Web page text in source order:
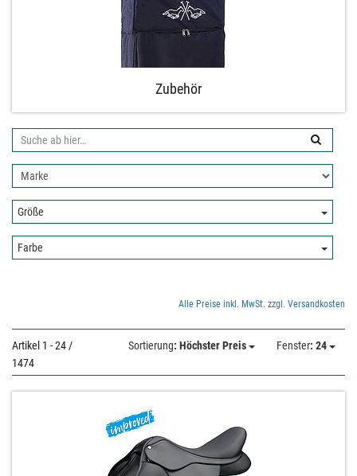
Zubehör
Suche
hier:
Nach
filtern:
Größe:
Größe
Farbe:
Farbe
Alle Preise inkl. MwSt. zzgl. Versandkosten
Artikel 1 - 24 /
1474
Sortierung: Höchster Preis Fenster: 24